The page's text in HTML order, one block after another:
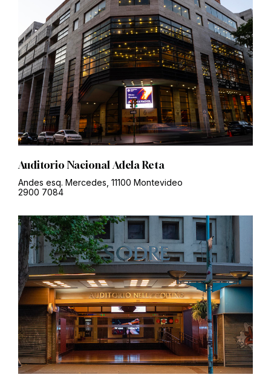
Auditorio Nacional Adela Reta
Andes esq. Mercedes, 11100 Montevideo
2900 7084